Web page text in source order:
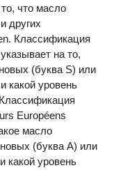
что масло
других
Классификация
на то,
(буква S) или
какой уровень
Européens
масло
(буква A) или
какой уровень